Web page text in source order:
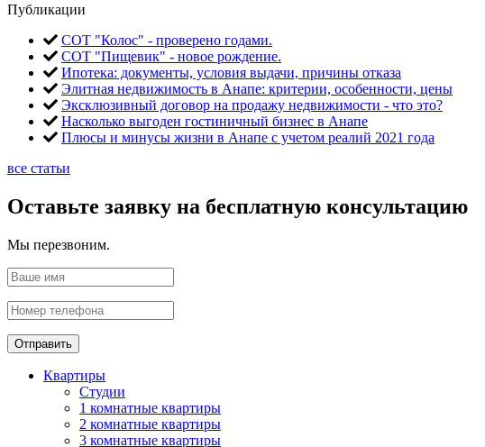
Публикации
СОТ "Колос" - проверено годами.
СОТ "Пищевик" - новое рождение.
Ипотека: документы, условия выдачи, причины отказа
Элитная недвижимость в Анапе: критерии, особенности, цены
Эксклюзивный договор на продажу недвижимости - что это?
Насколько выгоден гостиничный бизнес в Анапе
Плюсы и минусы жизни в Анапе с учетом реалий 2021 года
все статьи
Оставьте заявку на бесплатную консультацию
Мы перезвоним.
Отправить
Квартиры
Студии
1 комнатные квартиры
2 комнатные квартиры
3 комнатные квартиры